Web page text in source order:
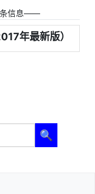
信息――
年最新版）
🔍